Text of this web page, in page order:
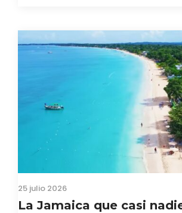
25 julio 2026
La Jamaica que casi